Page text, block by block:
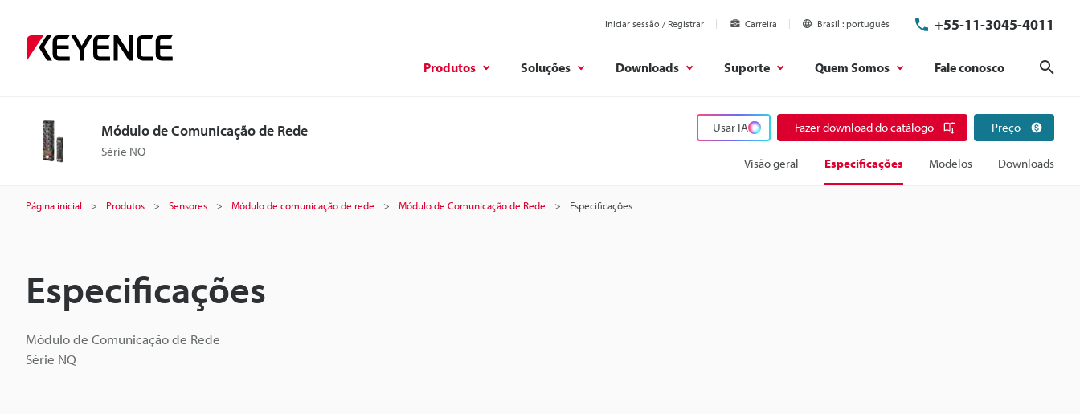
Iniciar sessão / Registrar Carreira Brasil português +55-11-3045-4011
Produtos Soluções Downloads Suporte Quem Somos Fale conosco
Módulo de Comunicação de Rede
Série NQ
Usar IA Fazer download do catálogo Preço
Visão geral Especificações Modelos Downloads
Página inicial Produtos Sensores Módulo de comunicação de rede Módulo de Comunicação de Rede Especificações
Especificações
Módulo de Comunicação de Rede
Série NQ